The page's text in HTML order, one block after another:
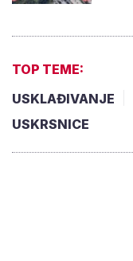
TOP TEME:
USKLAĐIVANJE
USKRSNICE